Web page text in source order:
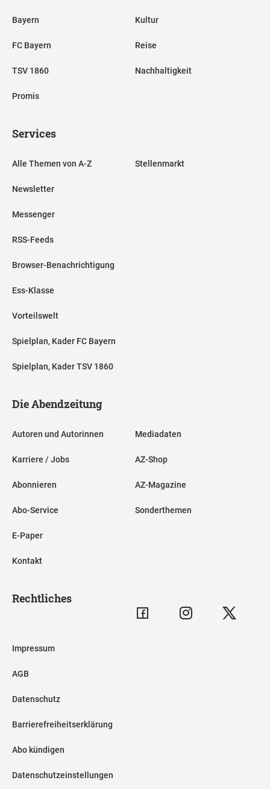
Bayern
FC Bayern
TSV 1860
Promis
Kultur
Reise
Nachhaltigkeit
Services
Alle Themen von A-Z
Newsletter
Messenger
RSS-Feeds
Browser-Benachrichtigung
Ess-Klasse
Vorteilswelt
Spielplan, Kader FC Bayern
Spielplan, Kader TSV 1860
Stellenmarkt
Die Abendzeitung
Autoren und Autorinnen
Karriere / Jobs
Abonnieren
Abo-Service
E-Paper
Kontakt
Mediadaten
AZ-Shop
AZ-Magazine
Sonderthemen
Rechtliches
Impressum
AGB
Datenschutz
Barrierefreiheitserklärung
Abo kündigen
Datenschutzeinstellungen